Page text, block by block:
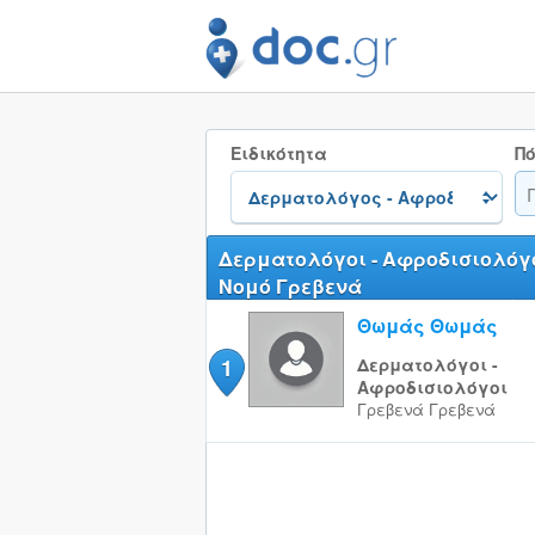
Ειδικότητα
Δερματολόγοι -
Νομό Γρεβενά
1
Θωμάς Θωμάς
Δερματολόγοι -
Αφροδισιολόγοι
Γρεβενά Γρεβενά